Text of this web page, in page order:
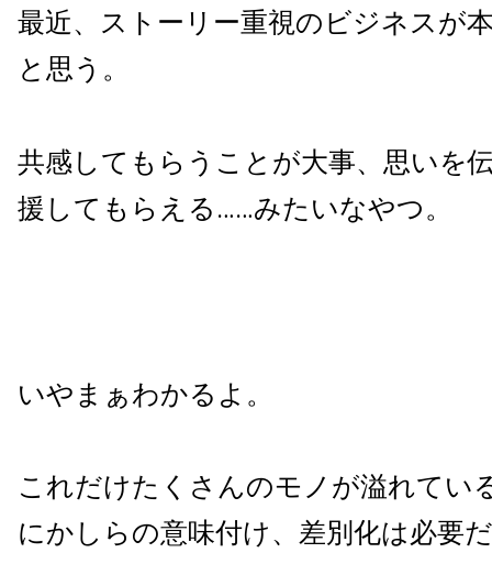
最近、ストーリー重視のビジネスが
と思う。
共感してもらうことが大事、思いを
援してもらえる……みたいなやつ。
いやまぁわかるよ。
これだけたくさんのモノが溢れてい
にかしらの意味付け、差別化は必要